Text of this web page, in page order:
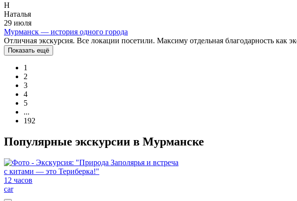
Н
Наталья
29 июля
Мурманск — история одного города
Отличная экскурсия. Все локации посетили. Максиму отдельная благодарность
Показать ещё
1
2
3
4
5
...
192
Популярные экскурсии в Мурманске
12 часов
car